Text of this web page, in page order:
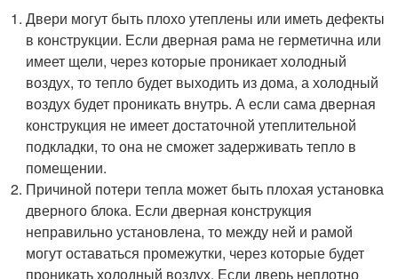
Двери могут быть плохо утеплены или иметь дефекты
в конструкции. Если дверная рама не герметична или
имеет щели, через которые проникает холодный
воздух, то тепло будет выходить из дома, а холодный
воздух будет проникать внутрь. А если сама дверная
конструкция не имеет достаточной утеплительной
подкладки, то она не сможет задерживать тепло в
помещении.
Причиной потери тепла может быть плохая установка
дверного блока. Если дверная конструкция
неправильно установлена, то между ней и рамой
могут оставаться промежутки, через которые будет
проникать холодный воздух. Если дверь неплотно